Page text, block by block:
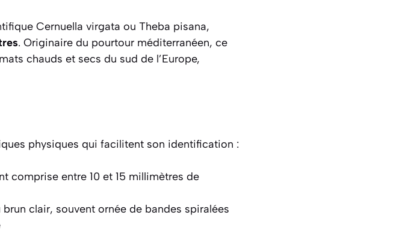
Cernuella virgata ou Theba pisana,
. Originaire du pourtour méditerranéen, ce
chauds et secs du sud de l’Europe,
physiques qui facilitent son identification :
comprise entre 10 et 15 millimètres de
clair, souvent ornée de bandes spiralées